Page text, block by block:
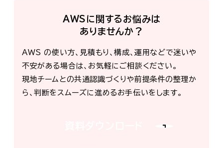
AWSに関するお悩みは
ありませんか？
AWS の使い方、見積もり、構成、運用などで迷いや
不安がある場合は、お気軽にご相談ください。
現地チームとの共通認識づくりや前提条件の整理か
ら、判断をスムーズに進めるお手伝いをします。